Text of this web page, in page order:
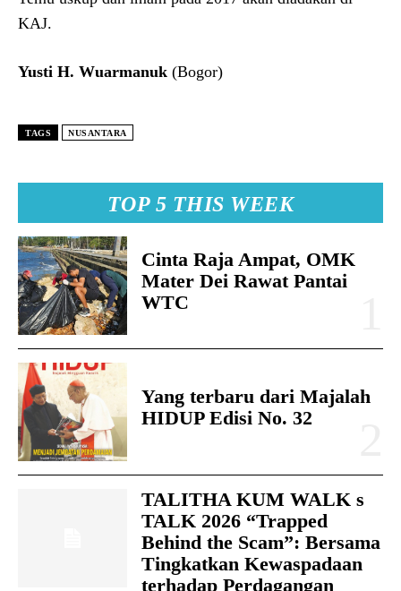
TOP 5 THIS WEEK
Cinta Raja Ampat, OMK
Mater Dei Rawat Pantai
WTC
Yang terbaru dari Majalah
HIDUP Edisi No. 32
TALITHA KUM WALK s
TALK 2026 “Trapped
Behind the Scam”: Bersama
Tingkatkan Kewaspadaan
terhadap Perdagangan
KAJ.
Yusti H. Wuarmanuk (Bogor)
TAGS NUSANTARA